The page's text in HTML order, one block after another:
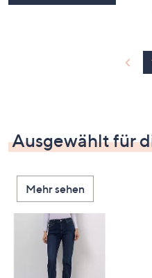
Ausgewählt für
Mehr sehen